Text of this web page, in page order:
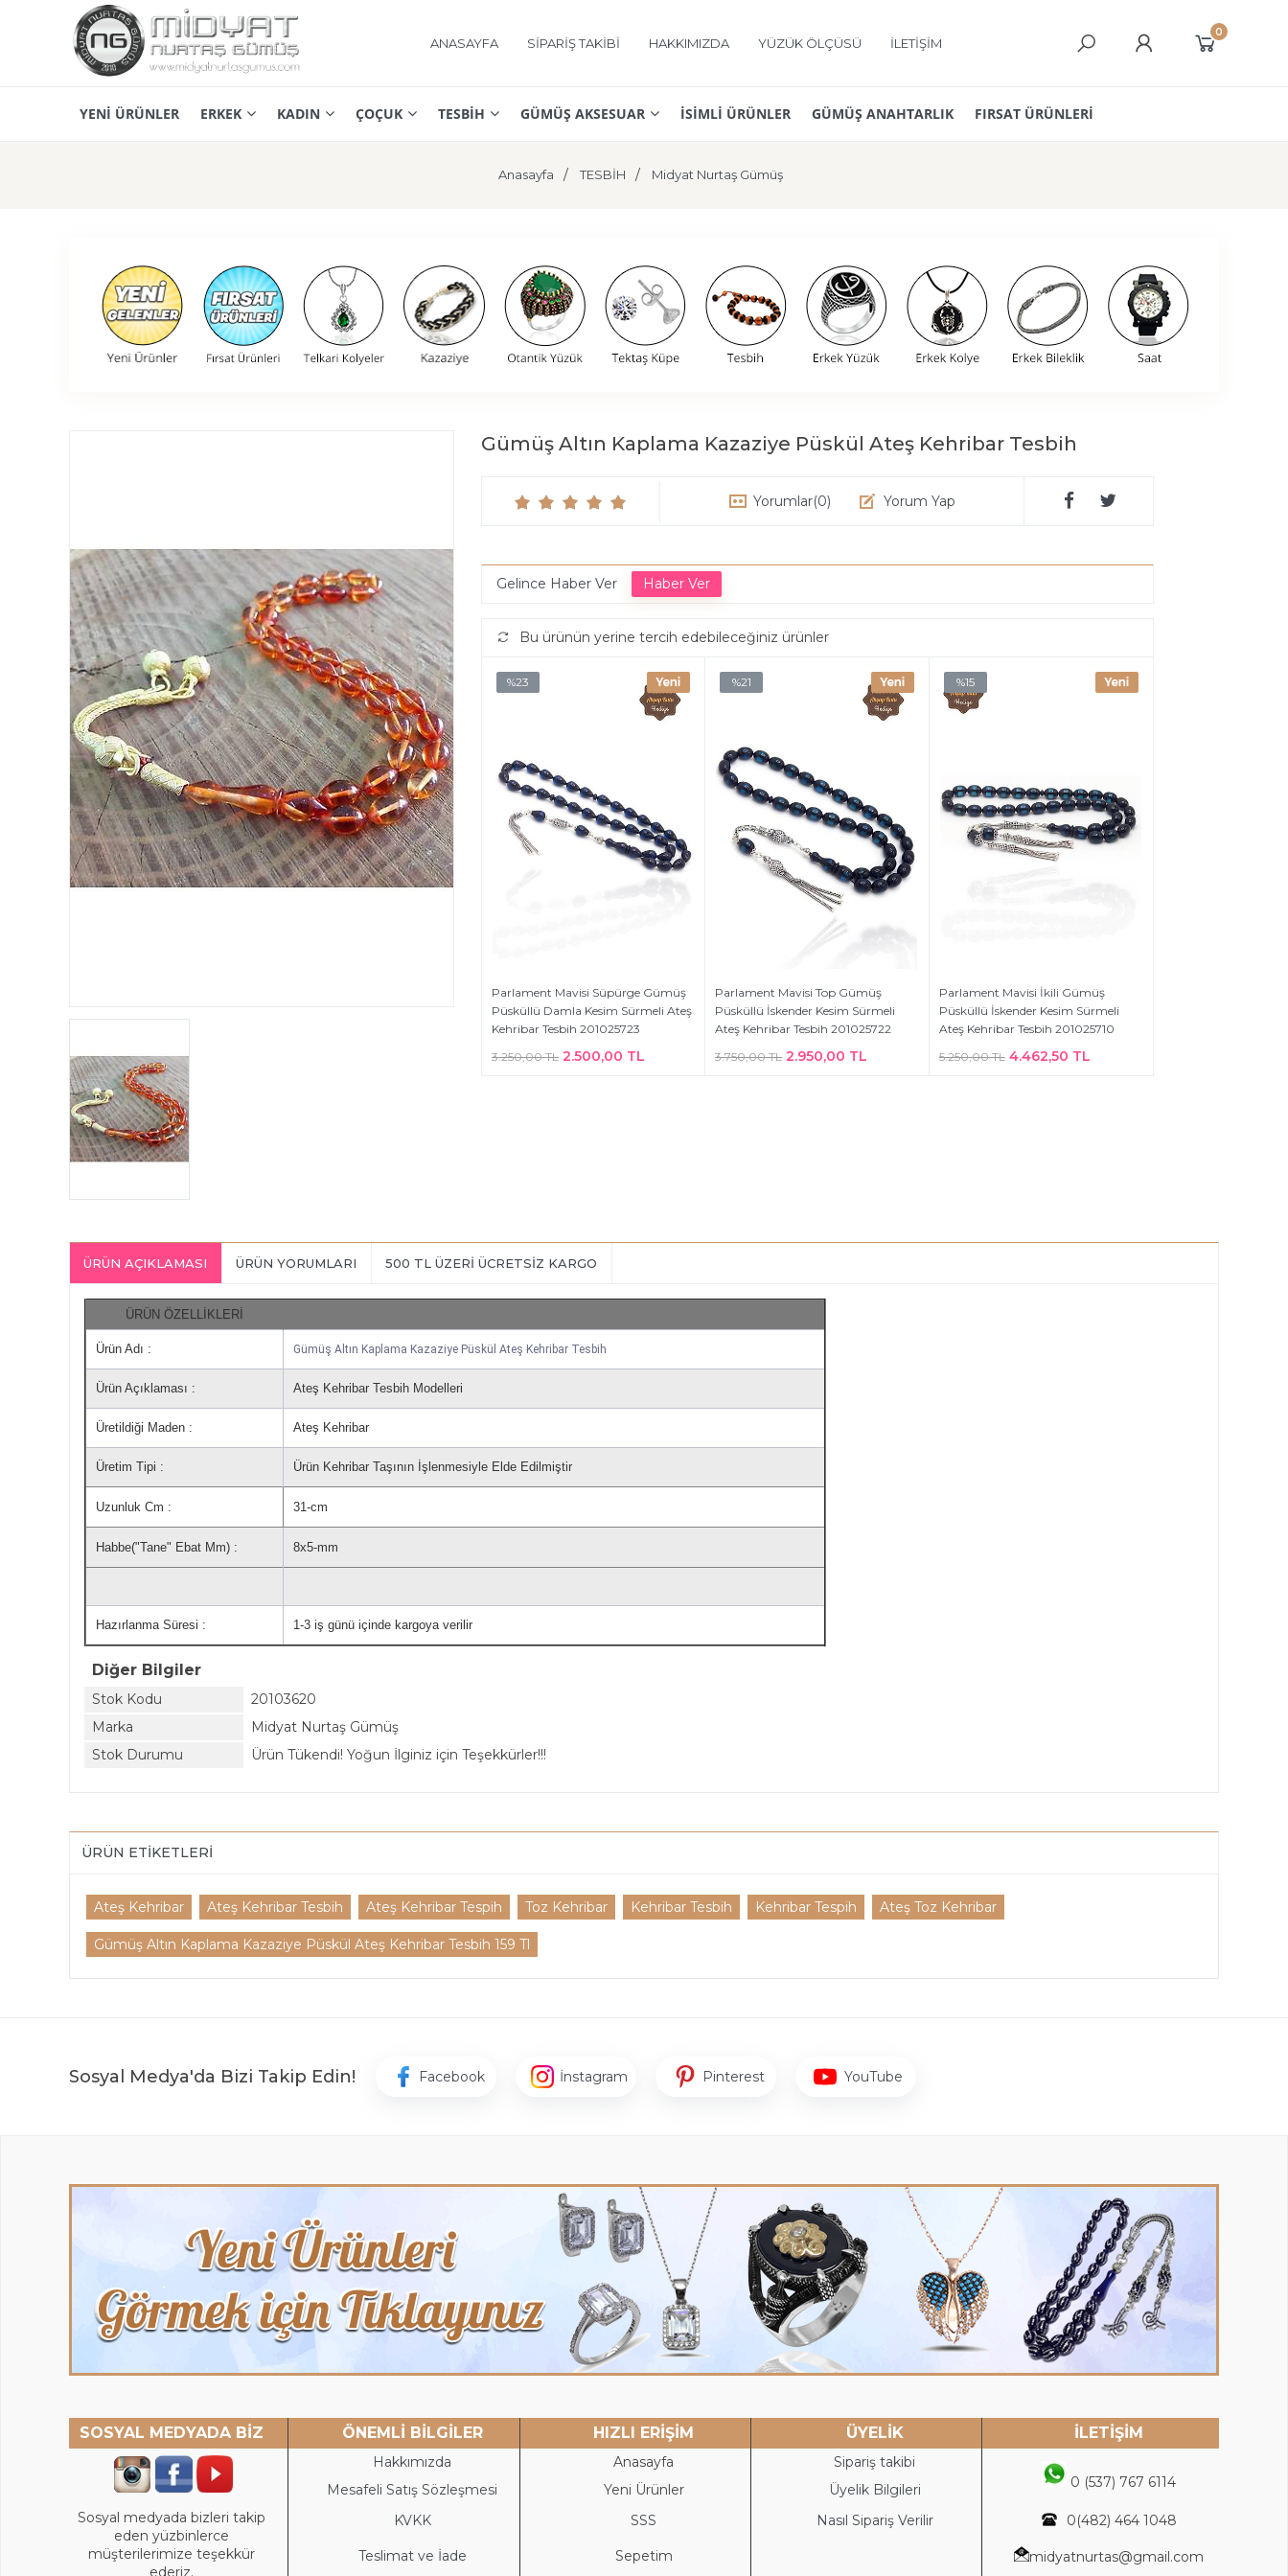
ANASAYFA SİPARİŞ TAKİBİ HAKKIMIZDA YÜZÜK ÖLÇÜSÜ İLETİŞİM
0
YENİ ÜRÜNLER ERKEK KADIN ÇOÇUK TESBİH GÜMÜŞ AKSESUAR İSİMLİ ÜRÜNLER GÜMÜŞ ANAHTARLIK FIRSAT ÜRÜNLERİ
Anasayfa TESBİH Midyat Nurtaş Gümüş
Gümüş Altın Kaplama Kazaziye Püskül Ateş Kehribar Tesbih
Yorumlar(0) Yorum Yap
Gelince Haber Ver
Bu ürünün yerine tercih edebileceğiniz ürünler
%23
Parlament Mavisi Süpürge Gümüş
Püsküllü Damla Kesim Sürmeli Ateş
Kehribar Tesbih 201025723
3.250,00 TL 2.500,00 TL
%21
Parlament Mavisi Top Gümüş
Püsküllü İskender Kesim Sürmeli
Ateş Kehribar Tesbih 201025722
3.750,00 TL 2.950,00 TL
%15
Parlament Mavisi İkili Gümüş
Püsküllü İskender Kesim Sürmeli
Ateş Kehribar Tesbih 201025710
5.250,00 TL 4.462,50 TL
ÜRÜN AÇIKLAMASI ÜRÜN YORUMLARI 500 TL ÜZERİ ÜCRETSİZ KARGO
ÜRÜN ÖZELLİKLERİ
Ürün Adı : Gümüş Altın Kaplama Kazaziye Püskül Ateş Kehribar Tesbih
Ürün Açıklaması : Ateş Kehribar Tesbih Modelleri
Üretildiği Maden : Ateş Kehribar
Üretim Tipi : Ürün Kehribar Taşının İşlenmesiyle Elde Edilmiştir
Uzunluk Cm : 31-cm
Habbe("Tane" Ebat Mm) : 8x5-mm
Hazırlanma Süresi : 1-3 iş günü içinde kargoya verilir
Diğer Bilgiler
Stok Kodu
20103620
Marka
Midyat Nurtaş Gümüş
Stok Durumu
Ürün Tükendi! Yoğun İlginiz için Teşekkürler!!!
ÜRÜN ETIKETLERI
Ateş Kehribar Ateş Kehribar Tesbih Ateş Kehribar Tespih Toz Kehribar Kehribar Tesbih Kehribar Tespih Ateş Toz Kehribar
Gümüş Altın Kaplama Kazaziye Püskül Ateş Kehribar Tesbih 159 Tl
Sosyal Medya'da Bizi Takip Edin! Facebook İnstagram Pinterest YouTube
SOSYAL MEDYADA BİZ ÖNEMLİ BİLGİLER HIZLI ERİŞİM ÜYELİK İLETİŞİM
Hakkımızda Anasayfa
Sipariş takibi
0 (537) 767 6114
Mesafeli Satış Sözleşmesi Yeni Ürünler
Üyelik Bilgileri
Sosyal medyada bizleri takip
eden yüzbinlerce
müşterilerimize teşekkür
ederiz.
KVKK SSS Nasıl Sipariş Verilir 0(482) 464 1048
Teslimat ve İade Sepetim midyatnurtas@gmail.com